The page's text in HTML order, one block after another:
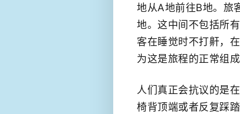
地从A地前往B地。旅
地。这中间不包括所
客在睡觉时不打鼾，
为这是旅程的正常组成
人们真正会抗议的是
椅背顶端或者反复踩